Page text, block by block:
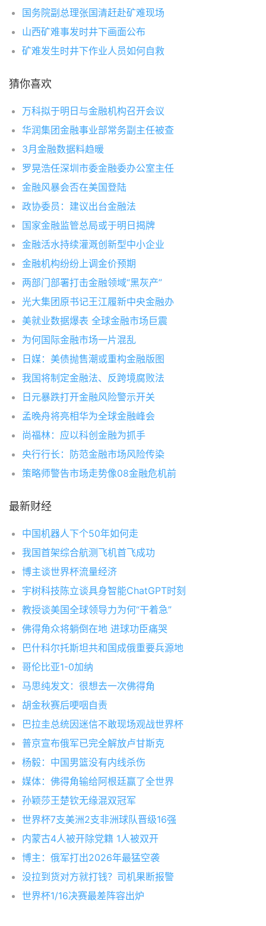
国务院副总理张国清赶赴矿难现场
山西矿难事发时井下画面公布
矿难发生时井下作业人员如何自救
猜你喜欢
万科拟于明日与金融机构召开会议
华润集团金融事业部常务副主任被查
3月金融数据料趋暖
罗晃浩任深圳市委金融委办公室主任
金融风暴会否在美国登陆
政协委员：建议出台金融法
国家金融监管总局或于明日揭牌
金融活水持续灌溉创新型中小企业
金融机构纷纷上调金价预期
两部门部署打击金融领域“黑灰产”
光大集团原书记王江履新中央金融办
美就业数据爆表 全球金融市场巨震
为何国际金融市场一片混乱
日媒：美债抛售潮或重构金融版图
我国将制定金融法、反跨境腐败法
日元暴跌打开金融风险警示开关
孟晚舟将亮相华为全球金融峰会
尚福林：应以科创金融为抓手
央行行长：防范金融市场风险传染
策略师警告市场走势像08金融危机前
最新财经
中国机器人下个50年如何走
我国首架综合航测飞机首飞成功
博主谈世界杯流量经济
宇树科技陈立谈具身智能ChatGPT时刻
教授谈美国全球领导力为何“干着急”
佛得角众将躺倒在地 进球功臣痛哭
巴什科尔托斯坦共和国成俄重要兵源地
哥伦比亚1-0加纳
马思纯发文：很想去一次佛得角
胡金秋赛后哽咽自责
巴拉圭总统因迷信不敢现场观战世界杯
普京宣布俄军已完全解放卢甘斯克
杨毅：中国男篮没有内线杀伤
媒体：佛得角输给阿根廷赢了全世界
孙颖莎王楚钦无缘混双冠军
世界杯7支美洲2支非洲球队晋级16强
内蒙古4人被开除党籍 1人被双开
博主：俄军打出2026年最猛空袭
没拉到货对方就打钱？司机果断报警
世界杯1/16决赛最差阵容出炉